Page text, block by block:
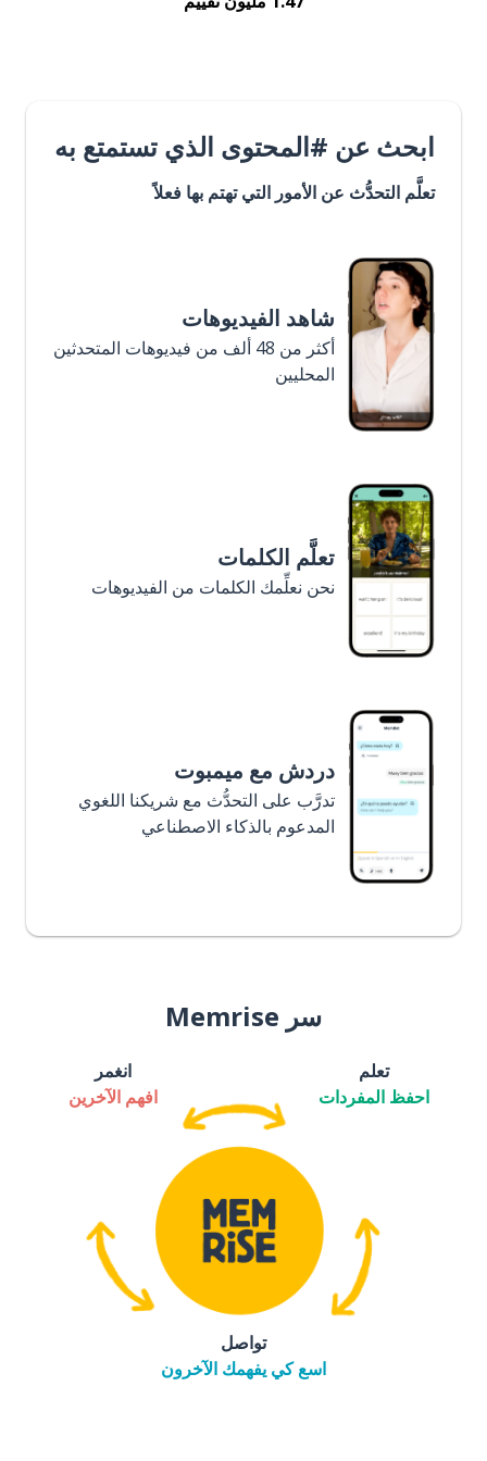
ابحث عن #المحتوى الذي تستمتع به
تعلَّم التحدُّث عن الأمور التي تهتم بها فعلاً
شاهد الفيديوهات
أكثر من 48 ألف من فيديوهات المتحدثين
المحليين
تعلَّم الكلمات
نحن نعلِّمك الكلمات من الفيديوهات
دردش مع ميمبوت
تدرَّب على التحدُّث مع شريكنا اللغوي
المدعوم بالذكاء الاصطناعي
سر Memrise
تعلم
احفظ المفردات
انغمر
افهم الآخرين
تواصل
اسع كي يفهمك الآخرون